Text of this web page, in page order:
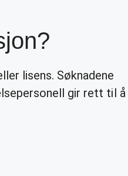
lisens. Søknadene
gir rett til å